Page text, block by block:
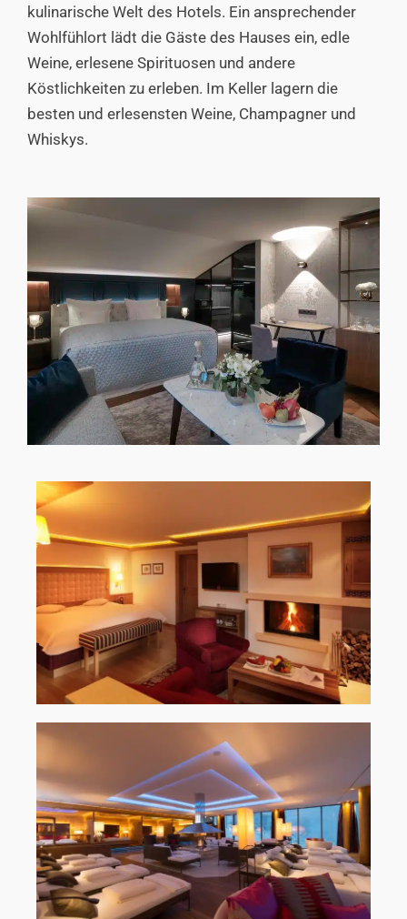
kulinarische Welt des Hotels. Ein ansprechender
Wohlfühlort lädt die Gäste des Hauses ein, edle
Weine, erlesene Spirituosen und andere
Köstlichkeiten zu erleben. Im Keller lagern die
besten und erlesensten Weine, Champagner und
Whiskys.